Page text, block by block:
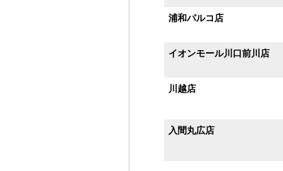
浦和パルコ店
イオンモール川口前川店
川越店
入間丸広店